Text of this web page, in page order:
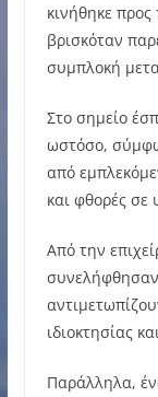
κινήθηκε
βρισκόταν
συμπλοκή
Στο σημείο
ωστόσο,
από
και φθορές σε
Από την
συνελήφθησαν
ιδιοκτησίας
Παράλληλα,